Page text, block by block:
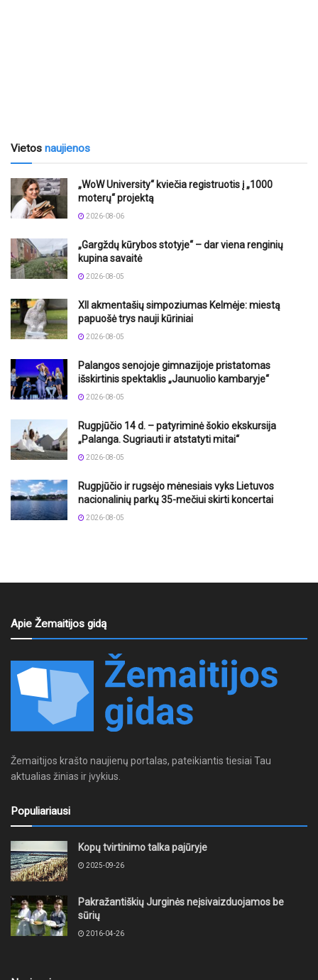
Vietos naujienos
„WoW University“ kviečia registruotis į „1000
moterų“ projektą
2026-08-06
„Gargždų kūrybos stotyje“ – dar viena renginių
kupina savaitė
2026-08-05
XII akmentašių simpoziumas Kelmėje: miestą
papuošė trys nauji kūriniai
2026-08-05
Palangos senojoje gimnazijoje pristatomas
išskirtinis spektaklis „Jaunuolio kambaryje“
2026-08-05
Rugpjūčio 14 d. – patyriminė šokio ekskursija
„Palanga. Sugriauti ir atstatyti mitai“
2026-08-05
Rugpjūčio ir rugsėjo mėnesiais vyks Lietuvos
nacionalinių parkų 35-mečiui skirti koncertai
2026-08-05
Apie Žemaitijos gidą
Žemaitijos krašto naujienų portalas, pateikiantis tiesiai Tau
aktualias žinias ir įvykius.
Populiariausi
Kopų tvirtinimo talka pajūryje
2025-09-26
Pakražantiškių Jurginės neįsivaizduojamos be
sūrių
2016-04-26